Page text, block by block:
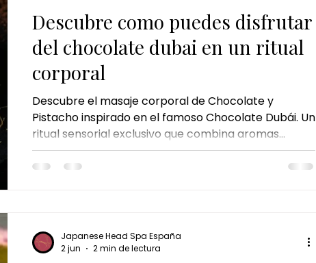
Descubre como puedes disfrutar
del chocolate dubai en un ritual
corporal
Descubre el masaje corporal de Chocolate y
Pistacho inspirado en el famoso Chocolate Dubái. Un
ritual sensorial exclusivo que combina aromas
irresistibles, relajación profunda e hidratación para
una experiencia de bienestar única.
Japanese Head Spa España
2 jun
2 min de lectura